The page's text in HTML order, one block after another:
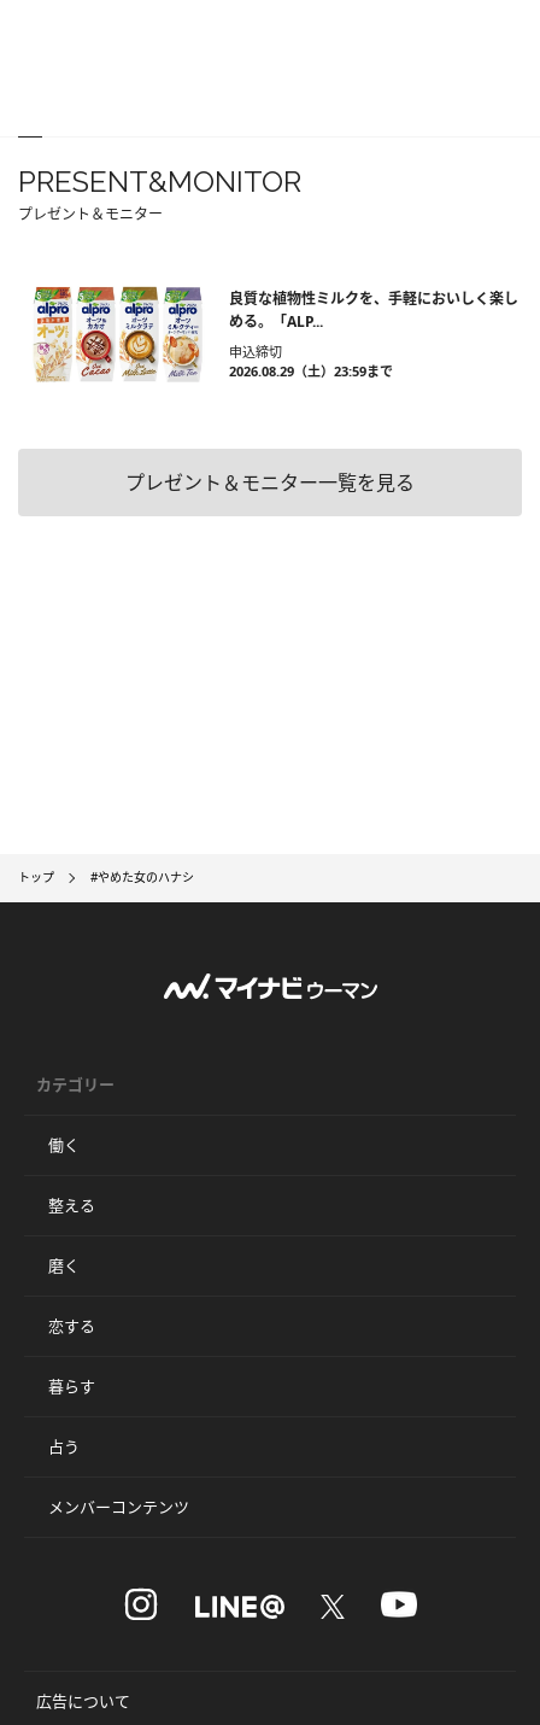
PRESENT&MONITOR
プレゼント＆モニター
良質な植物性ミルクを、手軽においしく楽し
める。「ALP...
申込締切
2026.08.29（土）23:59まで
プレゼント＆モニター一覧を見る
トップ #やめた女のハナシ
カテゴリー
働く
整える
磨く
恋する
暮らす
占う
メンバーコンテンツ
広告について